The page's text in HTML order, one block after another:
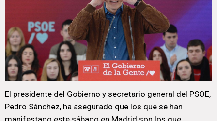
El presidente del Gobierno y secretario general del PSOE,
Pedro Sánchez, ha asegurado que los que se han
manifestado este sábado en Madrid son los que